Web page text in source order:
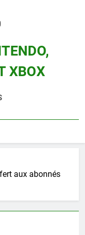
XBOX
Autres
aux abonnés